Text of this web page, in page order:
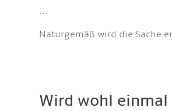
...
Naturgemäß wird die Sache
Wird wohl